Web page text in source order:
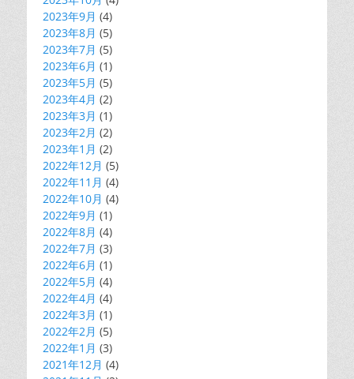
2023年9月 (4)
2023年8月 (5)
2023年7月 (5)
2023年6月 (1)
2023年5月 (5)
2023年4月 (2)
2023年3月 (1)
2023年2月 (2)
2023年1月 (2)
2022年12月 (5)
2022年11月 (4)
2022年10月 (4)
2022年9月 (1)
2022年8月 (4)
2022年7月 (3)
2022年6月 (1)
2022年5月 (4)
2022年4月 (4)
2022年3月 (1)
2022年2月 (5)
2022年1月 (3)
2021年12月 (4)